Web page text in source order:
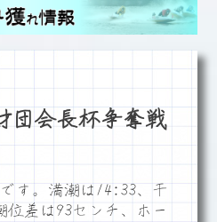
団会長杯争奪戦
す。満潮は14:33、干
差は93センチ、ホー